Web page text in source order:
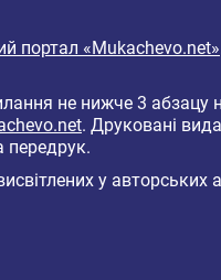
портал «Mukachevo.net»
не нижче 3 абзацу
. Друковані
передрук.
у авторських